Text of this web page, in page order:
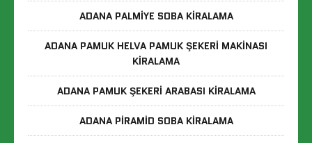
ADANA PALMIYE SOBA KIRALAMA
ADANA PAMUK HELVA PAMUK ŞEKERI MAKINASI
KIRALAMA
ADANA PAMUK ŞEKERI ARABASI KIRALAMA
ADANA PIRAMID SOBA KIRALAMA